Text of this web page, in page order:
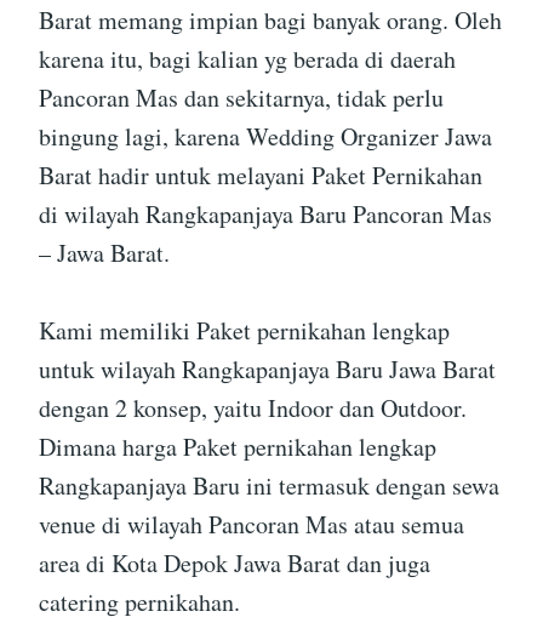
Barat memang impian bagi banyak orang. Oleh
karena itu, bagi kalian yg berada di daerah
Pancoran Mas dan sekitarnya, tidak perlu
bingung lagi, karena Wedding Organizer Jawa
Barat hadir untuk melayani Paket Pernikahan
di wilayah Rangkapanjaya Baru Pancoran Mas
– Jawa Barat.
Kami memiliki Paket pernikahan lengkap
untuk wilayah Rangkapanjaya Baru Jawa Barat
dengan 2 konsep, yaitu Indoor dan Outdoor.
Dimana harga Paket pernikahan lengkap
Rangkapanjaya Baru ini termasuk dengan sewa
venue di wilayah Pancoran Mas atau semua
area di Kota Depok Jawa Barat dan juga
catering pernikahan.